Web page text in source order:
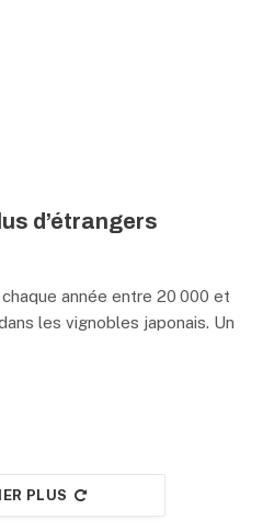
d’étrangers
année entre 20 000 et
les vignobles japonais. Un
PLUS